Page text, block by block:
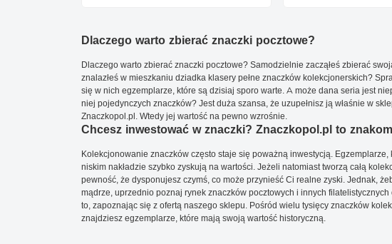
Dlaczego warto zbierać znaczki pocztowe?
Dlaczego warto zbierać znaczki pocztowe? Samodzielnie zacząłeś zbierać
znalazłeś w mieszkaniu dziadka klasery pełne znaczków kolekcjonerskich?
się w nich egzemplarze, które są dzisiaj sporo warte. A może dana seria jest
niej pojedynczych znaczków? Jest duża szansa, że uzupełnisz ją właśnie w
Znaczkopol.pl. Wtedy jej wartość na pewno wzrośnie.
Chcesz inwestować w znaczki? Znaczkopol.pl to
Kolekcjonowanie znaczków często staje się poważną inwestycją. Egzemplarze,
niskim nakładzie szybko zyskują na wartości. Jeżeli natomiast tworzą całą
pewność, że dysponujesz czymś, co może przynieść Ci realne zyski. Jednak,
mądrze, uprzednio poznaj rynek znaczków pocztowych i innych filatelistycznych
to, zapoznając się z ofertą naszego sklepu. Pośród wielu tysięcy znaczków
znajdziesz egzemplarze, które mają swoją wartość historyczną.